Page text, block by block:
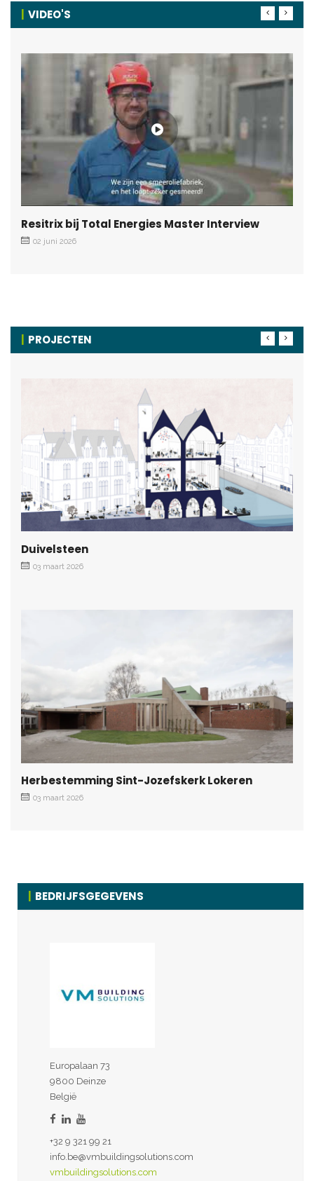
VIDEO'S
Resitrix bij Total Energies Master Interview
02 juni 2026
PROJECTEN
Duivelsteen
03 maart 2026
Herbestemming Sint-Jozefskerk Lokeren
03 maart 2026
BEDRIJFSGEGEVENS
Europalaan 73
9800 Deinze
België
+32 9 321 99 21
info.be@vmbuildingsolutions.com
vmbuildingsolutions.com